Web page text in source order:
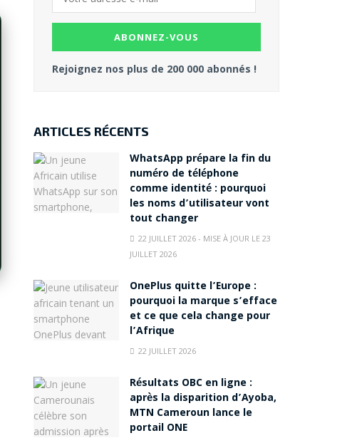
Rejoignez nos plus de 200 000 abonnés !
ARTICLES RÉCENTS
WhatsApp prépare la fin du
numéro de téléphone
comme identité : pourquoi
les noms d’utilisateur vont
tout changer
22 JUILLET 2026 - MISE À JOUR LE 23
JUILLET 2026
OnePlus quitte l’Europe :
pourquoi la marque s’efface
et ce que cela change pour
l’Afrique
22 JUILLET 2026
Résultats OBC en ligne :
après la disparition d’Ayoba,
MTN Cameroun lance le
portail ONE